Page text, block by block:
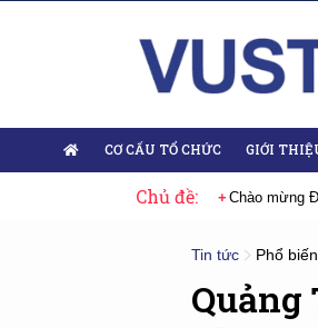
CƠ CẤU TỔ CHỨC GIỚI
Chủ đề:
mừng Đại hội đại biểu Đảng bộ Liên hiệp Hội
Tin tức Phổ